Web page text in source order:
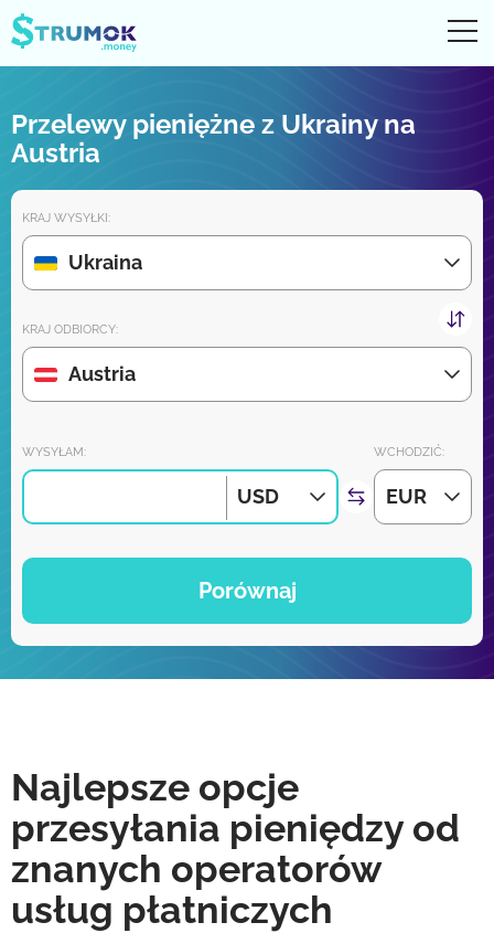
Przelewy pieniężne
Digital konto
Recenzje partnerów
Wkrótce pobierz aplikację na iPhone'a i Androida:
Przelewy pieniężne z Ukrainy na
Austria
KRAJ WYSYŁKI:
Ukraina
KRAJ ODBIORCY:
Austria
WYSYŁAM:
USD
WCHODZIĆ:
EUR
Porównaj
Najlepsze opcje
przesyłania pieniędzy od
znanych operatorów
usług płatniczych